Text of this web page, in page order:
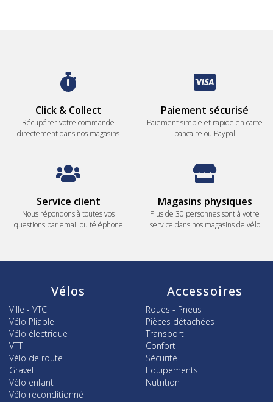
Click & Collect
Récupérer votre commande
directement dans nos magasins
Paiement sécurisé
Paiement simple et rapide en carte
bancaire ou Paypal
Service client
Nous répondons à toutes vos
questions par email ou téléphone
Magasins physiques
Plus de 30 personnes sont à votre
service dans nos magasins de vélo
Vélos
Ville - VTC
Vélo Pliable
Vélo électrique
VTT
Vélo de route
Gravel
Vélo enfant
Vélo reconditionné
Accessoires
Roues - Pneus
Pièces détachées
Transport
Confort
Sécurité
Equipements
Nutrition